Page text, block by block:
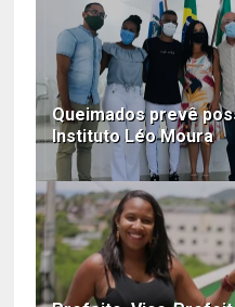
Queimados prevê
Instituto Léo Moura